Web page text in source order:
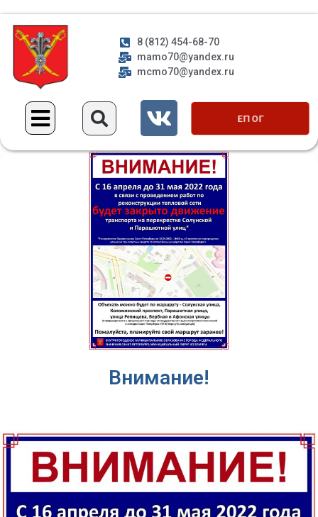
8 (812) 454-68-70
mamo70@yandex.ru
mcmo70@yandex.ru
ЕП ОГ
Внимание!